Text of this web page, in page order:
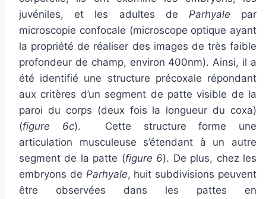
juvéniles, et les adultes de Parhyale par
microscopie confocale (microscope optique ayant
la propriété de réaliser des images de très faible
profondeur de champ, environ 400nm). Ainsi, il a
été identifié une structure précoxale répondant
aux critères d’un segment de patte visible de la
paroi du corps (deux fois la longueur du coxa)
(figure 6c). Cette structure forme une
articulation musculeuse s’étendant à un autre
segment de la patte (figure 6). De plus, chez les
embryons de Parhyale, huit subdivisions peuvent
être observées dans les pattes en